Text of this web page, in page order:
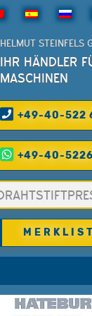
HELMUT STEINFELS
IHR HÄNDLER
MASCHINEN
+49-40-522
+49-40-